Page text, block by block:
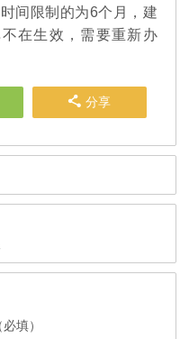
间限制的为6个月，建
在生效，需要重新办
分享
填）